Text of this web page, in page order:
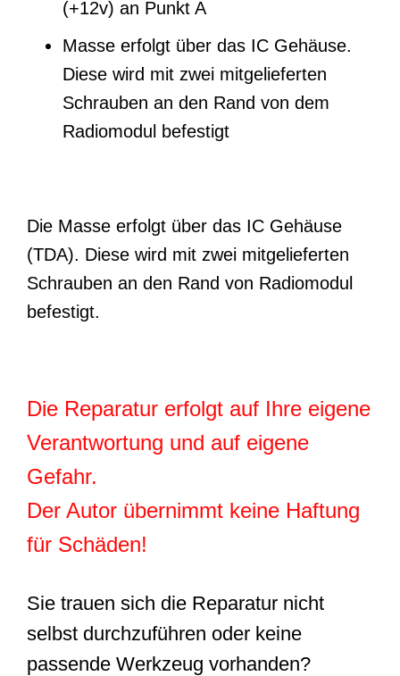
(+12v) an Punkt A
Masse erfolgt über das IC Gehäuse.
Diese wird mit zwei mitgelieferten
Schrauben an den Rand von dem
Radiomodul befestigt
Die Masse erfolgt über das IC Gehäuse
(TDA). Diese wird mit zwei mitgelieferten
Schrauben an den Rand von Radiomodul
befestigt.
Die Reparatur erfolgt auf Ihre eigene
Verantwortung und auf eigene
Gefahr.
Der Autor übernimmt keine Haftung
für Schäden!
Sie trauen sich die Reparatur nicht
selbst durchzuführen oder keine
passende Werkzeug vorhanden?